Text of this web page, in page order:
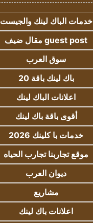
خدمات الباك لينك والجيست
guest post مقال ضيف
سوق العرب
باك لينك باقة 20
اعلانات الباك لينك
أقوى باقة باك لينك
خدمات با كلينك 2026
موقع تجاربنا تجارب الحياه
ديوان العرب
مشاريع
اعلانات باك لينك